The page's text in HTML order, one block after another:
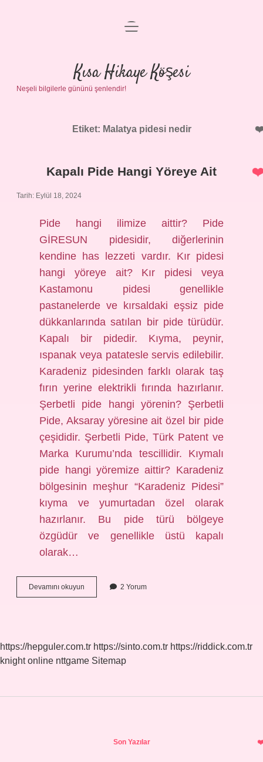
Anasayfa
Gizlilik Politikası
Yasal Uyarı
menüyü
Kısa Hikaye Köşesi
Neşeli bilgilerle gününü şenlendir!
Etiket: Malatya pidesi nedir
Kapalı Pide Hangi Yöreye Ait
Tarih: Eylül 18, 2024
Pide hangi ilimize aittir? Pide
GİRESUN pidesidir, diğerlerinin
kendine has lezzeti vardır. Kır pidesi
hangi yöreye ait? Kır pidesi veya
Kastamonu pidesi genellikle
pastanelerde ve kırsaldaki eşsiz pide
dükkanlarında satılan bir pide türüdür.
Kapalı bir pidedir. Kıyma, peynir,
ıspanak veya patatesle servis edilebilir.
Karadeniz pidesinden farklı olarak taş
fırın yerine elektrikli fırında hazırlanır.
Şerbetli pide hangi yörenin? Şerbetli
Pide, Aksaray yöresine ait özel bir pide
çeşididir. Şerbetli Pide, Türk Patent ve
Marka Kurumu’nda tescillidir. Kıymalı
pide hangi yöremize aittir? Karadeniz
bölgesinin meşhur “Karadeniz Pidesi”
kıyma ve yumurtadan özel olarak
hazırlanır. Bu pide türü bölgeye
özgüdür ve genellikle üstü kapalı
olarak…
Devamını okuyun
Pide
2 Yorum
https://hepguler.com.tr https://sinto.com.tr https://riddick.com.tr
knight online nttgame Sitemap
Son Yazılar